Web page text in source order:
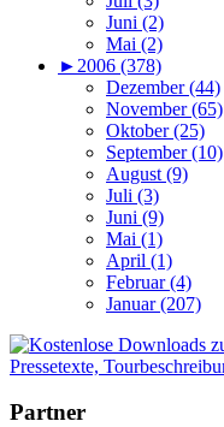
Juni (2)
Mai (2)
► 2006 (378)
Dezember (44)
November (65)
Oktober (25)
September (10)
August (9)
Juli (3)
Juni (9)
Mai (1)
April (1)
Februar (4)
Januar (207)
Partner